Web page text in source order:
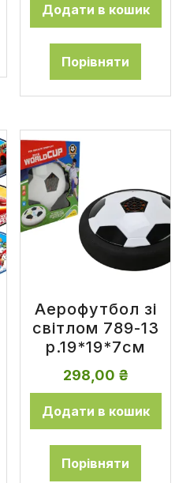
Додати в кошик
Порівняти
Аерофутбол зі
світлом 789-13
р.19*19*7см
298,00 ₴
Додати в кошик
Порівняти